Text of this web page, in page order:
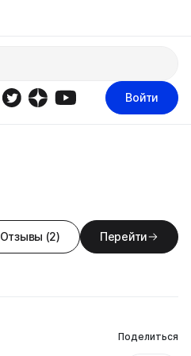
Войти
Отзывы (2) Перейти
Поделиться